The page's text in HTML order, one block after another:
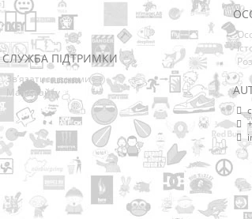
СЛУЖБА ПІДТРИМКИ
Зв’язатися з нами
Мапа сайту